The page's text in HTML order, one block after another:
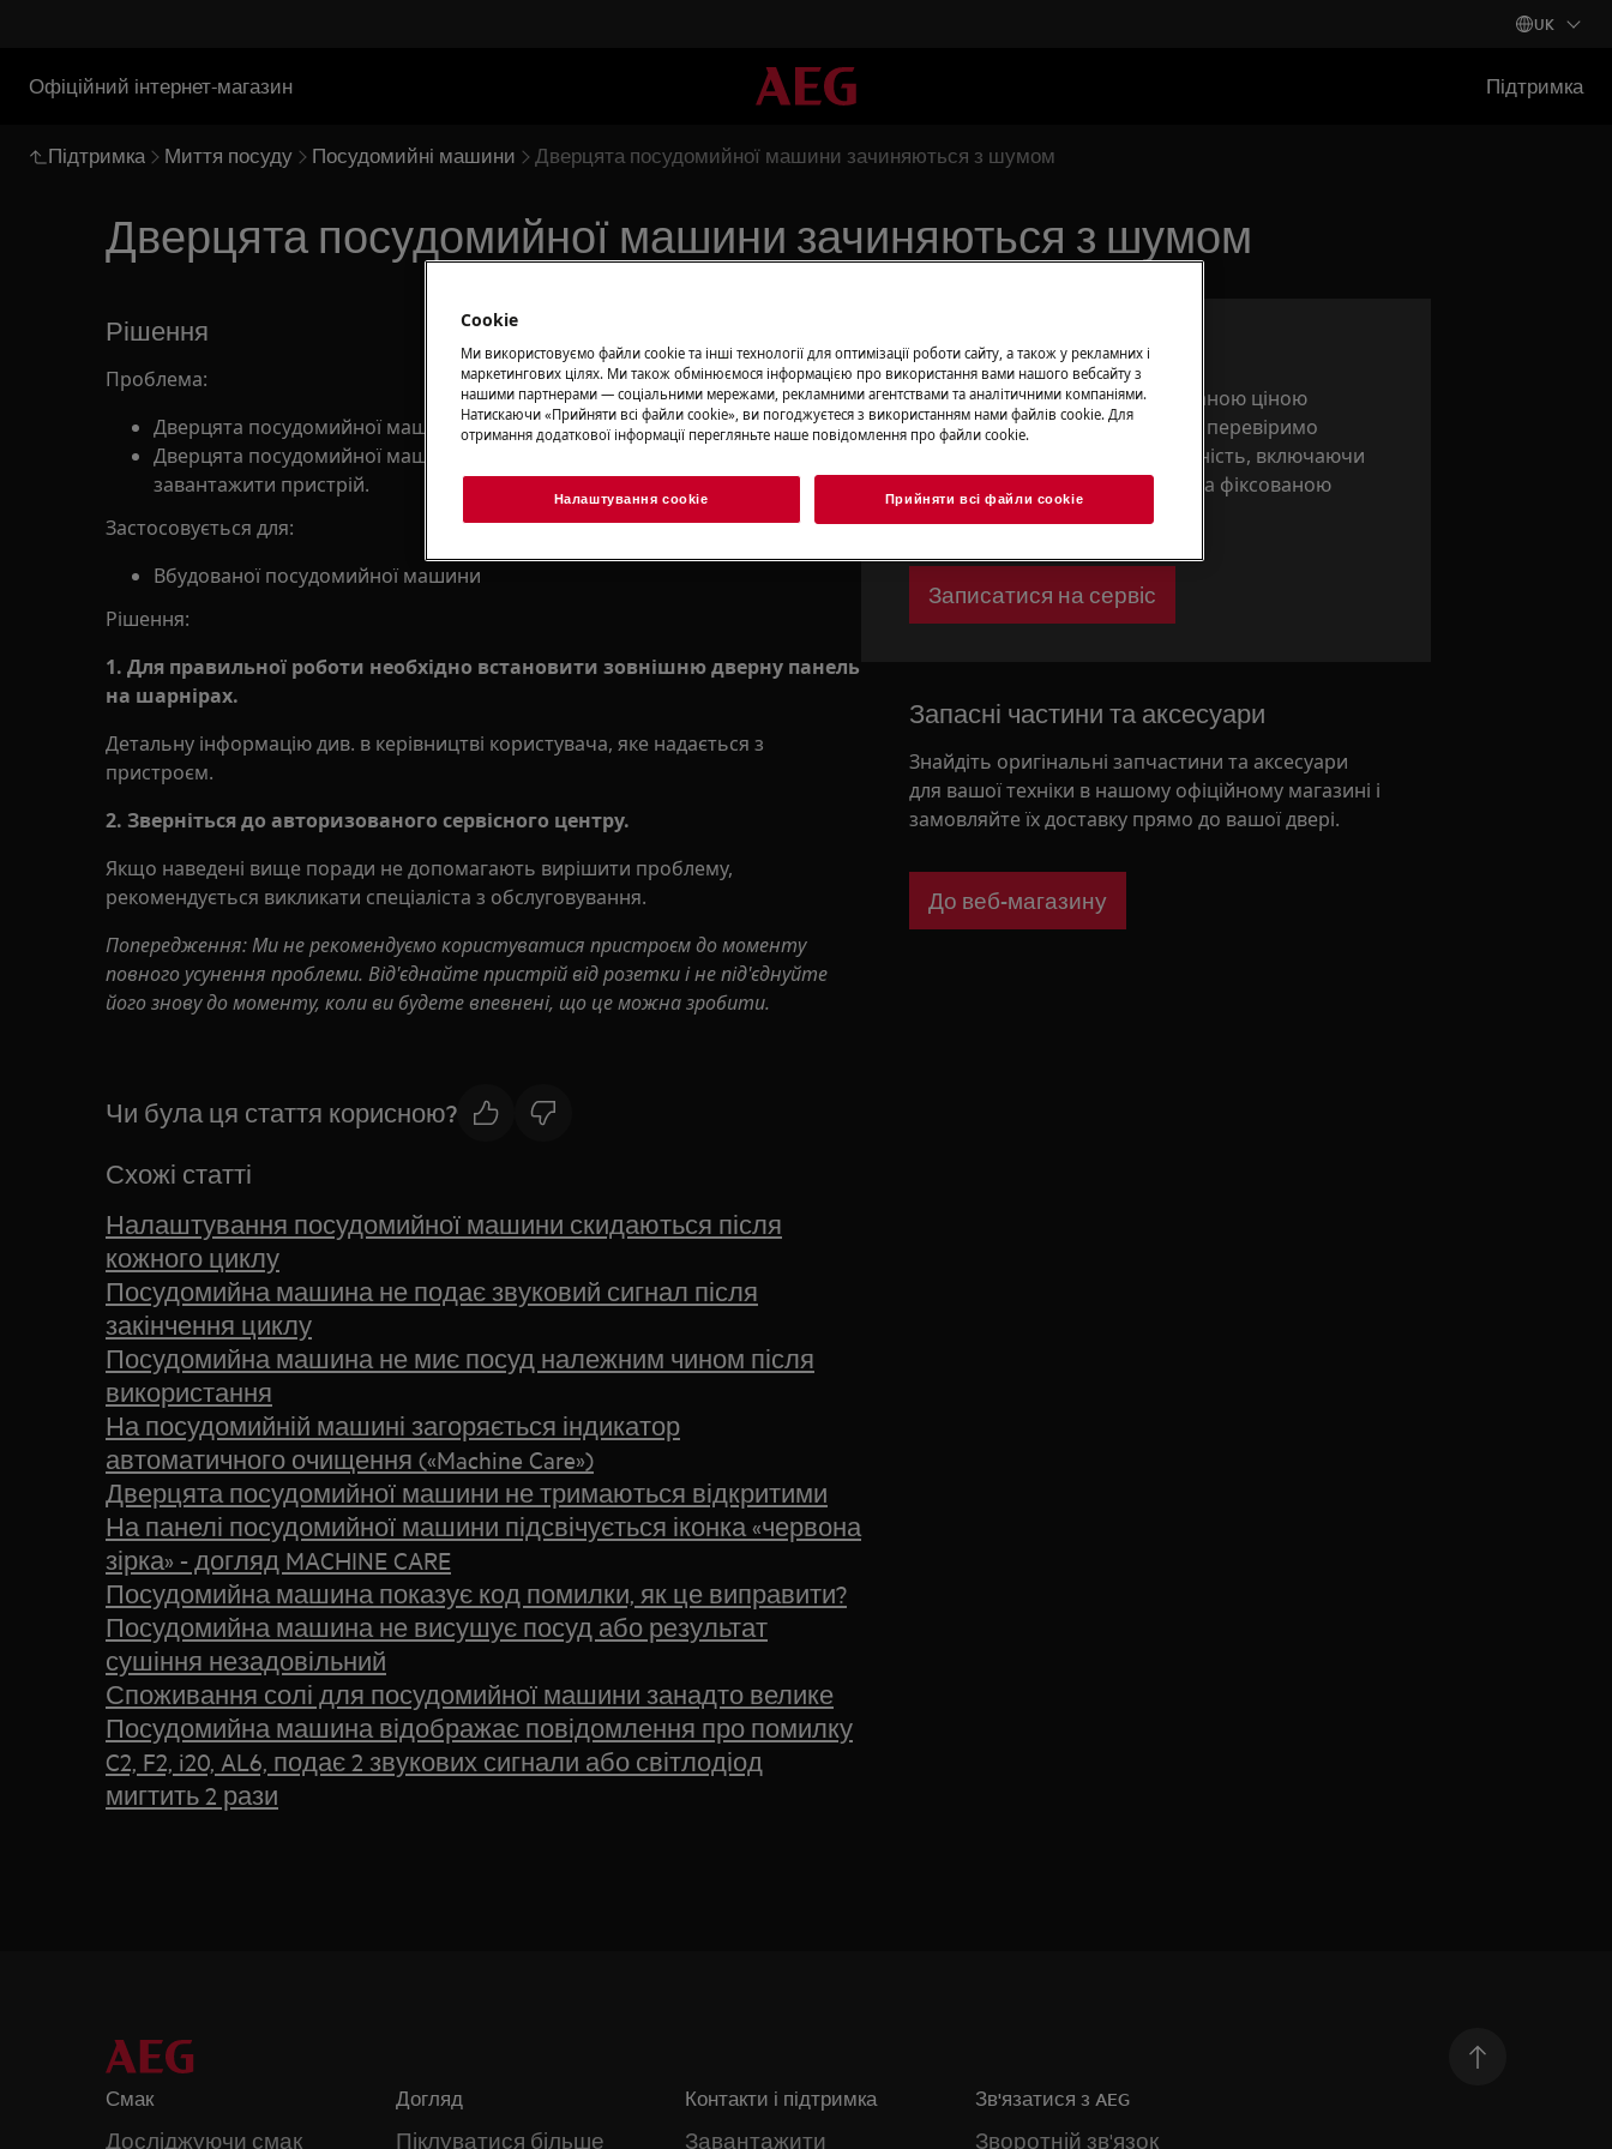
UK
Офіційний інтернет-магазин Підтримка
Підтримка Миття посуду Посудомийні машини Дверцята посудомийної машини зачиняються з шумом
Дверцята посудомийної машини зачиняються з шумом
Рішення
Проблема:
Дверцята посудомийної машини зачиняються з шумом.
Дверцята посудомийної машини зачиняються самі собою – неможливо
завантажити пристрій.
Застосовується для:
Вбудованої посудомийної машини
Рішення:
1. Для правильної роботи необхідно встановити зовнішню дверну панель
на шарнірах.
Детальну інформацію див. в керівництві користувача, яке надається з
пристроєм.
2. Зверніться до авторизованого сервісного центру.
Якщо наведені вище поради не допомагають вирішити проблему,
рекомендується викликати спеціаліста з обслуговування.
Попередження: Ми не рекомендуємо користуватися пристроєм до моменту
повного усунення проблеми. Від'єднайте пристрій від розетки і не під'єднуйте
його знову до моменту, коли ви будете впевнені, що це можна зробити.
Чи була ця стаття корисною?
Схожі статті
Налаштування посудомийної машини скидаються після
кожного циклу
Посудомийна машина не подає звуковий сигнал після
закінчення циклу
Посудомийна машина не миє посуд належним чином після
використання
На посудомийній машині загоряється індикатор
автоматичного очищення («Machine Care»)
Дверцята посудомийної машини не тримаються відкритими
На панелі посудомийної машини підсвічується іконка «червона
зірка» - догляд MACHINE CARE
Посудомийна машина показує код помилки, як це виправити?
Посудомийна машина не висушує посуд або результат
сушіння незадовільний
Споживання солі для посудомийної машини занадто велике
Посудомийна машина відображає повідомлення про помилку
C2, F2, i20, AL6, подає 2 звукових сигнали або світлодіод
мигтить 2 рази
Замовити ремонт
Пропонуємо ремонт за фіксованою ціною
нашими спеціалістами aeg. Ми перевіримо
обладнання і усунемо несправність, включаючи
всі необхідні запасні частини, за фіксованою
Записатися на сервіс
Запасні частини та аксесуари
Знайдіть оригінальні запчастини та аксесуари
для вашої техніки в нашому офіційному магазині і
замовляйте їх доставку прямо до вашої двері.
До веб-магазину
Смак
Досліджуючи смак
Догляд
Піклуватися більше
Контакти і підтримка
Завантажити
Зв'язатися з AEG
Зворотній зв'язок
Cookie
Ми використовуємо файли cookie та інші технології для оптимізації роботи сайту, а також у рекламних і
маркетингових цілях. Ми також обмінюємося інформацією про використання вами нашого вебсайту з
нашими партнерами — соціальними мережами, рекламними агентствами та аналітичними компаніями.
Натискаючи «Прийняти всі файли сookie», ви погоджуєтеся з використанням нами файлів cookie. Для
отримання додаткової інформації перегляньте наше повідомлення про файли сookie.
Налаштування cookie Прийняти всі файли сookie